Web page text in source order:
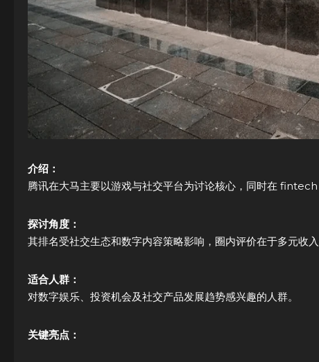
介绍：
腾讯在大马主要以游戏与社交平台为讨论核心，同时在 fintech
探讨角度：
其排名受社交生态和数字内容策略影响，圈内评价在于多元收
适合人群：
对数字娱乐、投资机会及社交产品发展趋势感兴趣的人群。
关键亮点：